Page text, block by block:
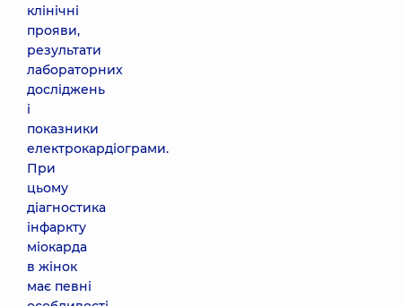
клінічні
прояви,
результати
лабораторних
досліджень
і
показники
електрокардіограми.
При
цьому
діагностика
інфаркту
міокарда
в жінок
має певні